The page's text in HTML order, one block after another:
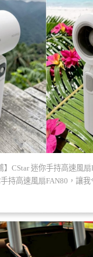
】CStar 迷你手持高速風
持高速風扇FAN80，讓